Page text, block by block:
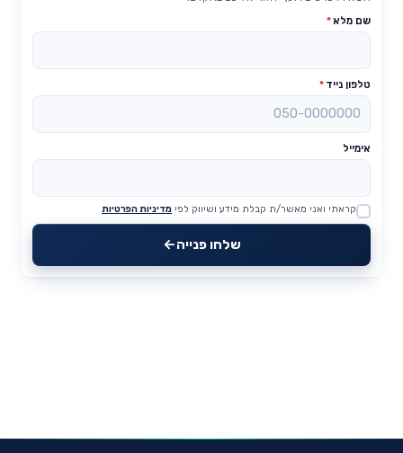
שם מלא*
טלפון נייד *
אימייל
Website
קראתי ואני מאשר/ת קבלת מידע ושיווק לפי מדיניות הפרטיות
שלחו פנייה